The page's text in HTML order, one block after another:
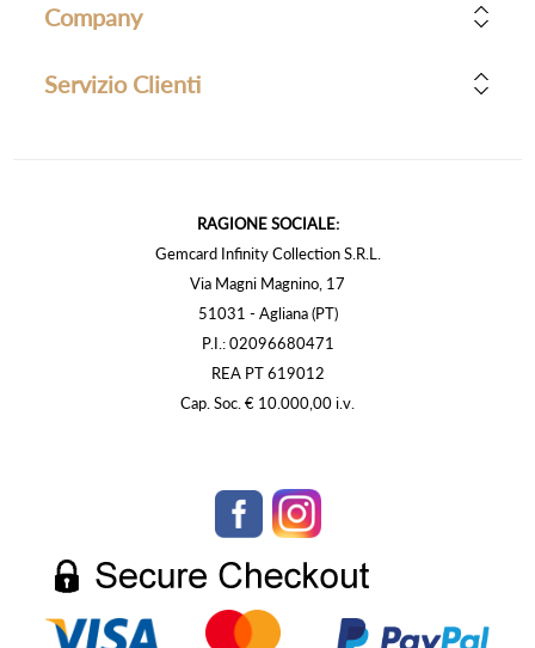
Company
Servizio Clienti
RAGIONE SOCIALE:
Gemcard Infinity Collection S.R.L.
Via Magni Magnino, 17
51031 - Agliana (PT)
P.I.: 02096680471
REA PT 619012
Cap. Soc. € 10.000,00 i.v.